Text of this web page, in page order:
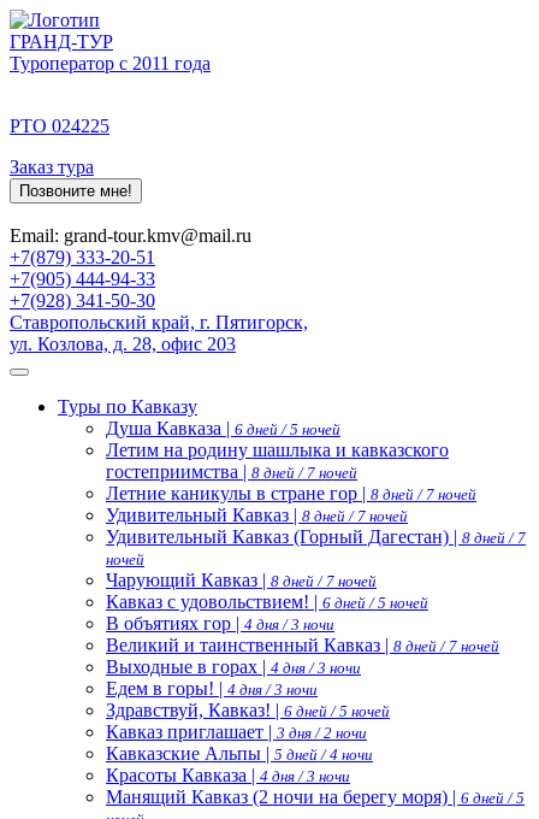
ГРАНД-ТУР
Туроператор с 2011 года
РТО 024225
Заказ тура
Позвоните мне!
Email: grand-tour.kmv@mail.ru
+7(879) 333-20-51
+7(905) 444-94-33
+7(928) 341-50-30
Ставропольский край, г. Пятигорск,
ул. Козлова, д. 28, офис 203
Туры по Кавказу
Душа Кавказа | 6 дней / 5 ночей
Летим на родину шашлыка и кавказского
гостеприимства | 8 дней / 7 ночей
Летние каникулы в стране гор | 8 дней / 7 ночей
Удивительный Кавказ | 8 дней / 7 ночей
Удивительный Кавказ (Горный Дагестан) | 8 дней / 7
ночей
Чарующий Кавказ | 8 дней / 7 ночей
Кавказ с удовольствием! | 6 дней / 5 ночей
В объятиях гор | 4 дня / 3 ночи
Великий и таинственный Кавказ | 8 дней / 7 ночей
Выходные в горах | 4 дня / 3 ночи
Едем в горы! | 4 дня / 3 ночи
Здравствуй, Кавказ! | 6 дней / 5 ночей
Кавказ приглашает | 3 дня / 2 ночи
Кавказские Альпы | 5 дней / 4 ночи
Красоты Кавказа | 4 дня / 3 ночи
Манящий Кавказ (2 ночи на берегу моря) | 6 дней / 5